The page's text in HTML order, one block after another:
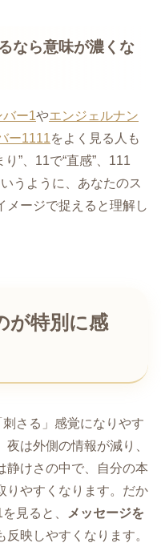
なら意味が濃くな
バー1やエンジェルナン
ー1111をよく見る人も
”、11で“直感”、111
うように、あなたのス
メージで捉えると理解し
が特別に感
さる」感覚になりやす
は外側の情報が減り、
静けさの中で、自分の本
りやすくなります。だか
見ると、
メッセージを
映しやすくなります。